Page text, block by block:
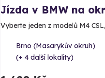
Jízda v BMW na
Vyberte jeden z modelů M4
Brno (Masarykův okruh)
(+ 4 další lokality)